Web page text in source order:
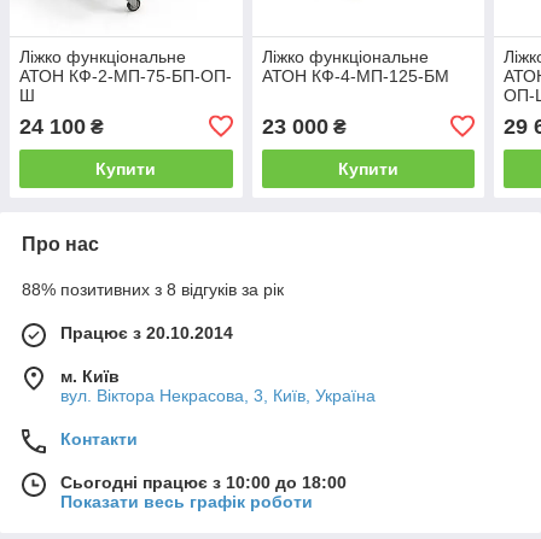
Ліжко функціональне
АТОН КФ-2-МП-75-БП-ОП-
Ш
24 100 ₴
Купити
Ліжко функціональне
АТОН КФ-4-МП-125-БМ
23 000₴
Купити
ОП-
29
Про нас
88% позитивних з 8 відгуків за рік
Працює з 20.10.2014
м. Київ
вул. Вiктора Некрасова, 3, Київ, Україна
Контакти
Сьогодні працює з 10:00 до 18:00
Показати весь графік роботи